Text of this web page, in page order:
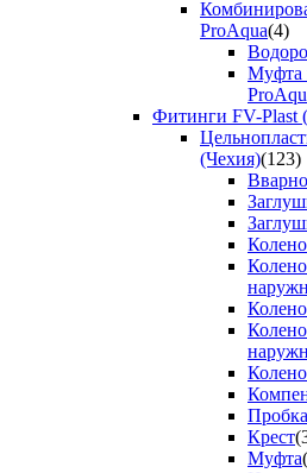
ProAqua(4)
Муфта
Фитинги FV-Plast
(Чехия)(123)
Крест
Муфта